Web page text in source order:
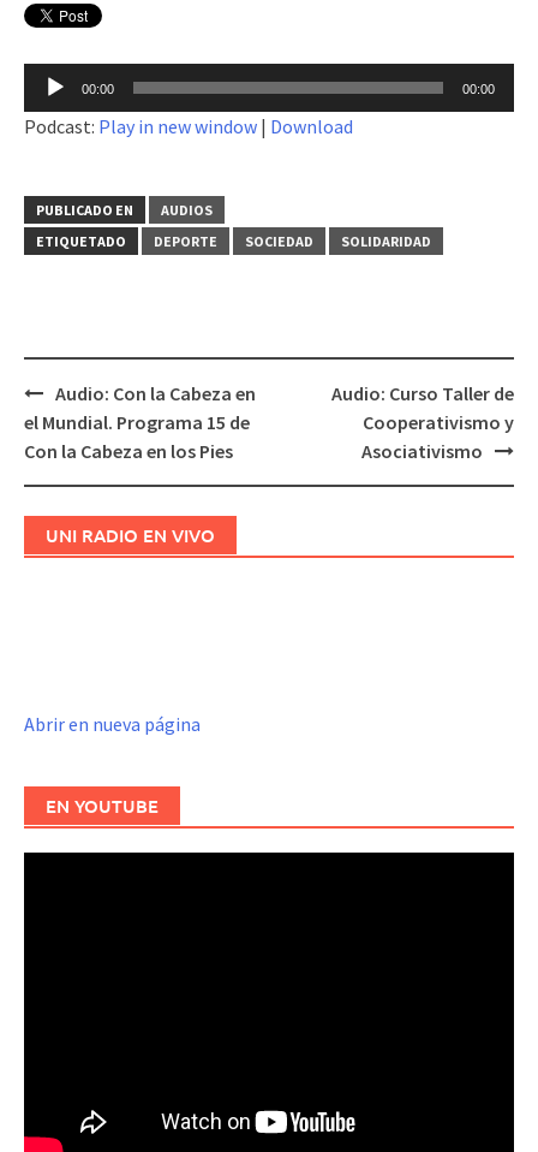
Reproductor
de
audio
00:00 00:00
Podcast: Play in new window | Download
PUBLICADO EN
AUDIOS
ETIQUETADO
DEPORTE SOCIEDAD SOLIDARIDAD
Navegación
de
Audio: Con la Cabeza en
el Mundial. Programa 15 de
Con la Cabeza en los Pies
Audio: Curso Taller de
Cooperativismo y
Asociativismo
UNI RADIO EN VIVO
Abrir en nueva página
EN YOUTUBE